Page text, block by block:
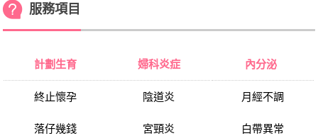
服務項目
計劃生育
終止懷孕
落仔幾錢
婦科炎症
陰道炎
宮頸炎
內分泌
月經不調
白帶異常